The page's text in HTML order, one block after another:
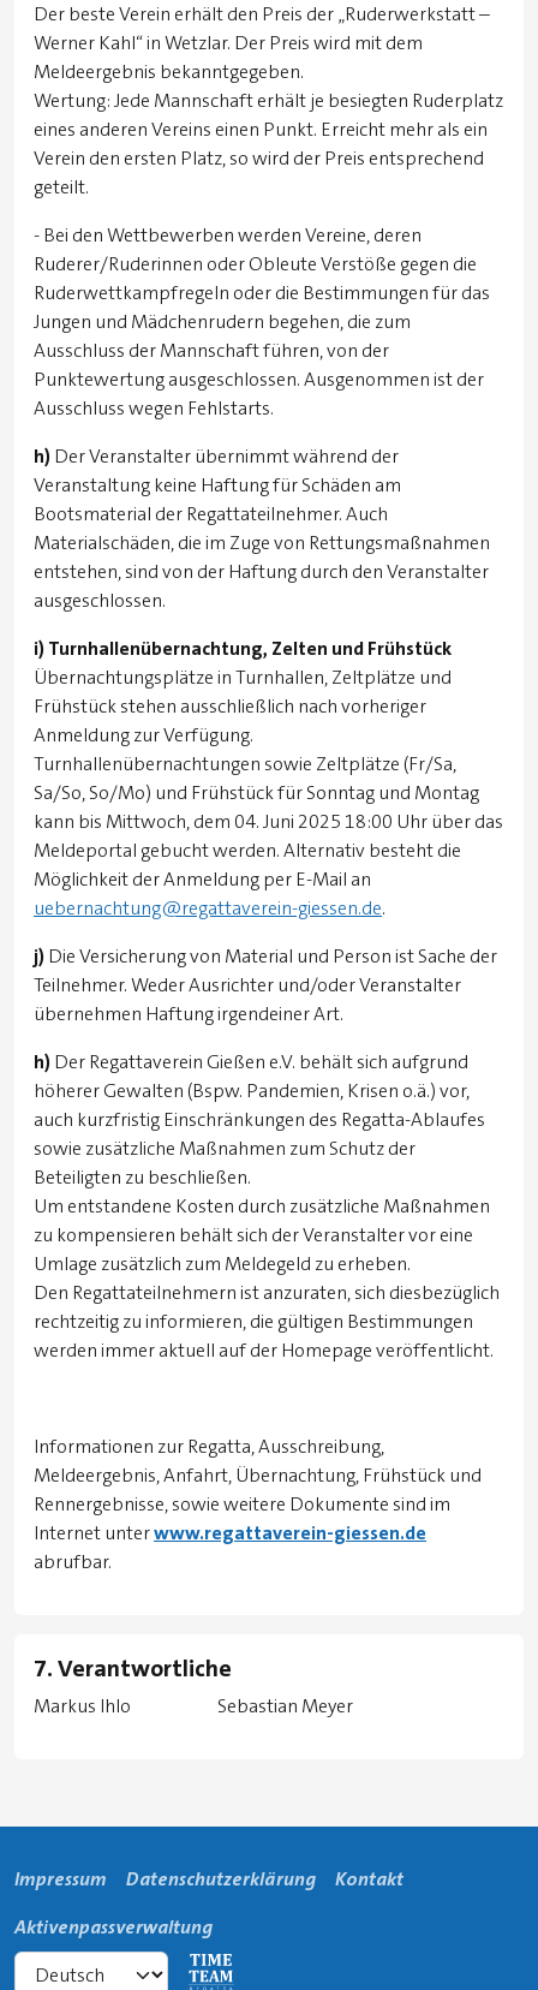
Der beste Verein erhält den Preis der „Ruderwerkstatt –
Werner Kahl“ in Wetzlar. Der Preis wird mit dem
Meldeergebnis bekanntgegeben.
Wertung: Jede Mannschaft erhält je besiegten Ruderplatz
eines anderen Vereins einen Punkt. Erreicht mehr als ein
Verein den ersten Platz, so wird der Preis entsprechend
geteilt.
- Bei den Wettbewerben werden Vereine, deren
Ruderer/Ruderinnen oder Obleute Verstöße gegen die
Ruderwettkampfregeln oder die Bestimmungen für das
Jungen und Mädchenrudern begehen, die zum
Ausschluss der Mannschaft führen, von der
Punktewertung ausgeschlossen. Ausgenommen ist der
Ausschluss wegen Fehlstarts.
h) Der Veranstalter übernimmt während der
Veranstaltung keine Haftung für Schäden am
Bootsmaterial der Regattateilnehmer. Auch
Materialschäden, die im Zuge von Rettungsmaßnahmen
entstehen, sind von der Haftung durch den Veranstalter
ausgeschlossen.
i) Turnhallenübernachtung, Zelten und Frühstück
Übernachtungsplätze in Turnhallen, Zeltplätze und
Frühstück stehen ausschließlich nach vorheriger
Anmeldung zur Verfügung.
Turnhallenübernachtungen sowie Zeltplätze (Fr/Sa,
Sa/So, So/Mo) und Frühstück für Sonntag und Montag
kann bis Mittwoch, dem 04. Juni 2025 18:00 Uhr über das
Meldeportal gebucht werden. Alternativ besteht die
Möglichkeit der Anmeldung per E-Mail an
uebernachtung@regattaverein-giessen.de.
j) Die Versicherung von Material und Person ist Sache der
Teilnehmer. Weder Ausrichter und/oder Veranstalter
übernehmen Haftung irgendeiner Art.
h) Der Regattaverein Gießen e.V. behält sich aufgrund
höherer Gewalten (Bspw. Pandemien, Krisen o.ä.) vor,
auch kurzfristig Einschränkungen des Regatta-Ablaufes
sowie zusätzliche Maßnahmen zum Schutz der
Beteiligten zu beschließen.
Um entstandene Kosten durch zusätzliche Maßnahmen
zu kompensieren behält sich der Veranstalter vor eine
Umlage zusätzlich zum Meldegeld zu erheben.
Den Regattateilnehmern ist anzuraten, sich diesbezüglich
rechtzeitig zu informieren, die gültigen Bestimmungen
werden immer aktuell auf der Homepage veröffentlicht.
Informationen zur Regatta, Ausschreibung,
Meldeergebnis, Anfahrt, Übernachtung, Frühstück und
Rennergebnisse, sowie weitere Dokumente sind im
Internet unterwww.regattaverein-giessen.de
abrufbar.
7. Verantwortliche
Markus Ihlo Sebastian Meyer
Impressum Datenschutzerklärung
Kontakt
Aktivenpassverwaltung